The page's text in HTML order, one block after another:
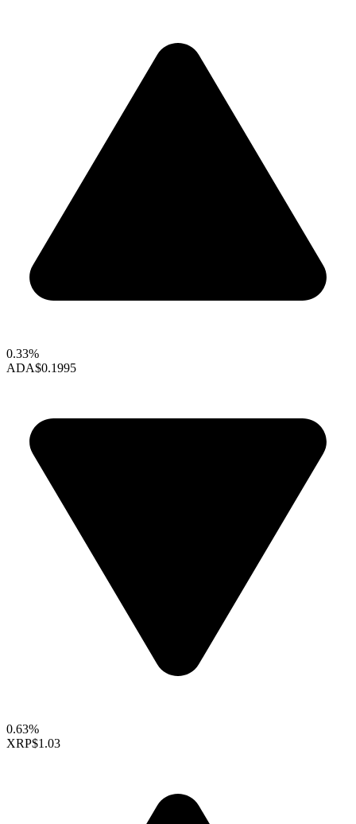
0.33%
ADA$0.1995
0.63%
XRP$1.03